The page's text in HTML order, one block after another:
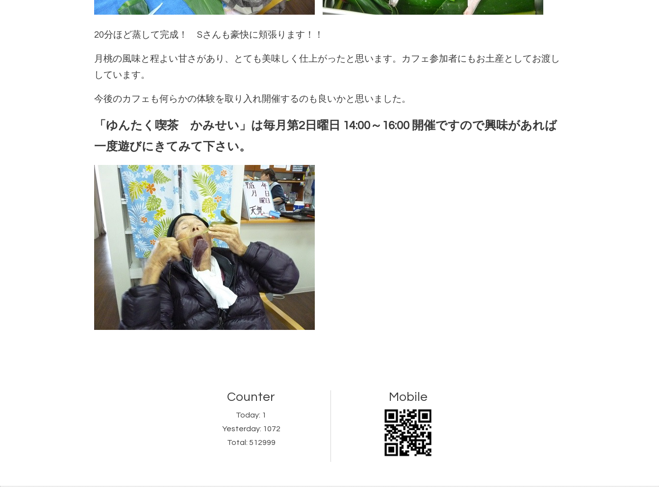
20分ほど蒸して完成！ Sさんも豪快に頬張ります！！
月桃の風味と程よい甘さがあり、とても美味しく仕上がったと思います。カフェ参加者にもお土産としてお渡し
しています。
今後のカフェも何らかの体験を取り入れ開催するのも良いかと思いました。
「ゆんたく喫茶 かみせい」は毎月第2日曜日 14:00～16:00 開催ですので興味があれば
一度遊びにきてみて下さい。
Counter
Today: 1
Yesterday: 1072
Total: 512999
Mobile